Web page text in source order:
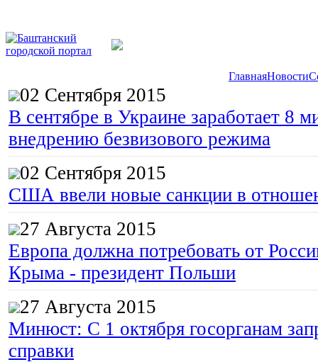
ГлавнаяНовости
02 Сентября 2015
В сентябре в Украине заработает 8
внедрению безвизового режима
02 Сентября 2015
США ввели новые санкции в
27 Августа 2015
Европа должна потребовать от
Крыма - президент Польши
27 Августа 2015
Минюст: С 1 октября госорганам
справки